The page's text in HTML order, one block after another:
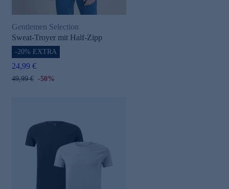
Gentlemen Selection
Sweat-Troyer mit Half-Zipp
-20% EXTRA
24,99 €
49,99 € -50%